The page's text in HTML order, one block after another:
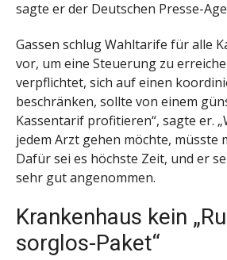
sagte er der Deutschen Presse-
Gassen schlug Wahltarife für alle
vor, um eine Steuerung zu
verpflichtet, sich auf einen
beschränken, sollte von einem
Kassentarif profitieren“, sagte er.
jedem Arzt gehen möchte, müsste
Dafür sei es höchste Zeit, und er
sehr gut angenommen.
Krankenhaus kein
sorglos-Paket“